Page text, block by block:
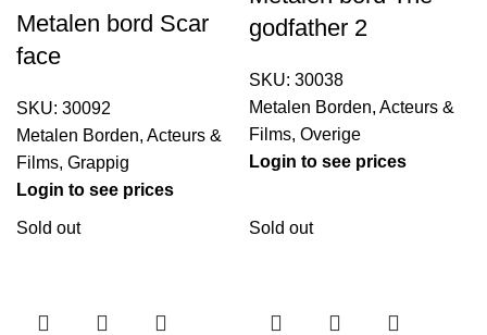
Metalen bord Scar
face
SKU: 30092
Metalen Borden, Acteurs &
Films, Grappig
Login to see prices
godfather 2
SKU: 30038
Metalen Borden, Acteurs &
Films, Overige
Login to see prices
Sold out Sold out